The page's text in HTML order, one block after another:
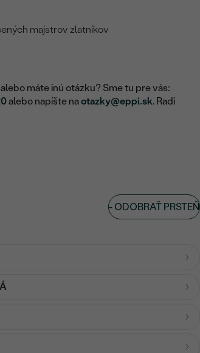
majstrov zlatníkov
máte inú otázku? Sme tu pre vás:
alebo napíšte naotazky@eppi.sk. Radi
-ODOBRAŤ PRSTEŇ